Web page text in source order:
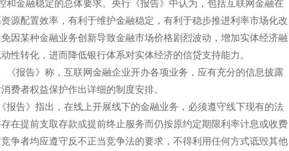
和金融稳定的总体要求。央行《报告》中认为，包括互联网金融在
源配置效率，有利于维护金融稳定，有利于稳步推进利率市场化改
因某种金融业务创新导致金融市场价格剧烈波动，增加实体经济融
性转化，进而降低银行体系对实体经济的信贷支持能力。
《报告》称，互联网金融企业开办各项业务，应有充分的信息披露
费者权益保护作出详细的制度安排。
报告》指出，在线上开展线下的金融业务，必须遵守线下现有的法
在提前支取存款或提前终止服务而仍按原约定期限利率计息或收费
争者均应遵守反不正当竞争法的要求，不得利用任何方式诋毁其他